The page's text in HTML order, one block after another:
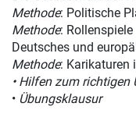
Methode: Politische
Methode:
Deutsches und
Methode: Karikaturen
• Hilfen zum richtigen
• Übungsklausur